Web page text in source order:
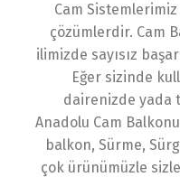
Cam
çözümlerdir. Cam
ilimizde sayısız
Eğer sizinde
dairenizde yada
Anadolu Cam
balkon, Sürme,
çok ürünümüzle